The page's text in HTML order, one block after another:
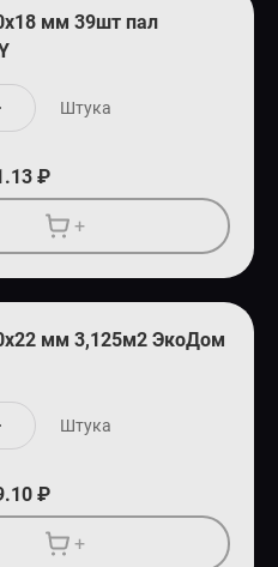
мм 39шт пал
Штука
₽
+
мм 3,125м2 ЭкоДом
Штука
₽
+